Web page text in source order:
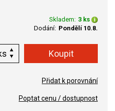
Skladem: 3 ks
Dodání: Pondělí 10.8.
Přidat k porovnání
Poptat cenu / dostupnost